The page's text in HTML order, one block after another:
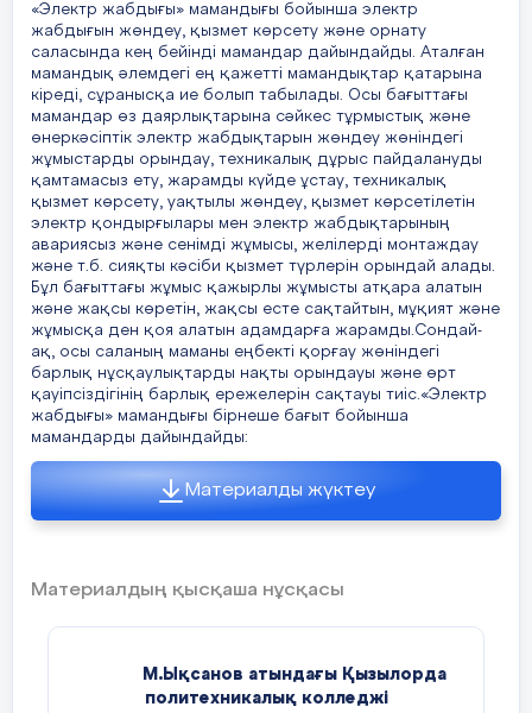
«Электр жабдығы» мамандығы бойынша электр
жабдығын жөндеу, қызмет көрсету және орнату
саласында кең бейінді мамандар дайындайды. Аталған
мамандық әлемдегі ең қажетті мамандықтар қатарына
кіреді, сұранысқа ие болып табылады. Осы бағыттағы
мамандар өз даярлықтарына сәйкес тұрмыстық және
өнеркәсіптік электр жабдықтарын жөндеу жөніндегі
жұмыстарды орындау, техникалық дұрыс пайдалануды
қамтамасыз ету, жарамды күйде ұстау, техникалық
қызмет көрсету, уақтылы жөндеу, қызмет көрсетілетін
электр қондырғылары мен электр жабдықтарының
авариясыз және сенімді жұмысы, желілерді монтаждау
және т.б. сияқты кәсіби қызмет түрлерін орындай алады.
Бұл бағыттағы жұмыс қажырлы жұмысты атқара алатын
және жақсы көретін, жақсы есте сақтайтын, мұқият және
жұмысқа ден қоя алатын адамдарға жарамды.Сондай-
ақ, осы саланың маманы еңбекті қорғау жөніндегі
барлық нұсқаулықтарды нақты орындауы және өрт
қауіпсіздігінің барлық ережелерін сақтауы тиіс.«Электр
жабдығы» мамандығы бірнеше бағыт бойынша
мамандарды дайындайды:
Материалды жүктеу
Материалдың қысқаша нұсқасы
М.Ықсанов атындағы Қызылорда
политехникалық колледжі